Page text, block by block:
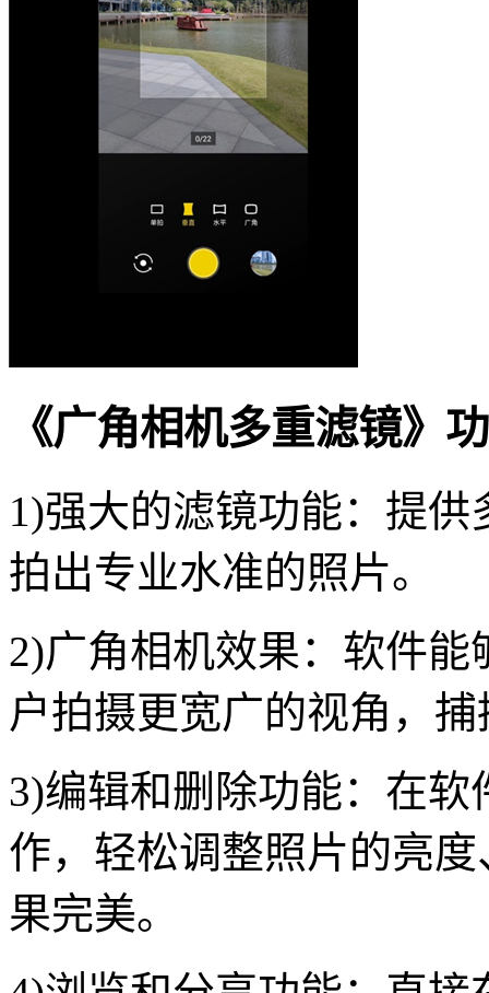
《广角相机多重滤镜》
1)强大的滤镜功能：提
拍出专业水准的照片。
2)广角相机效果：软件
户拍摄更宽广的视角，
3)编辑和删除功能：在
作，轻松调整照片的亮
果完美。